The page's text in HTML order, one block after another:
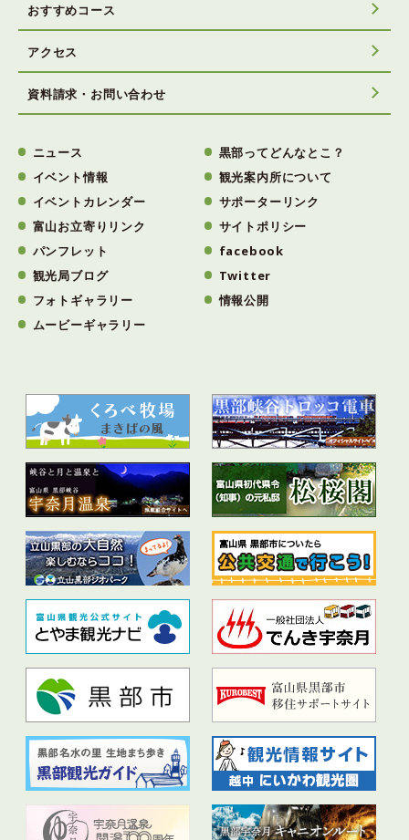
おすすめコース
アクセス
資料請求・お問い合わせ
ニュース
イベント情報
イベントカレンダー
富山お立寄りリンク
パンフレット
観光局ブログ
フォトギャラリー
ムービーギャラリー
黒部ってどんなとこ？
観光案内所について
サポーターリンク
サイトポリシー
facebook
Twitter
情報公開